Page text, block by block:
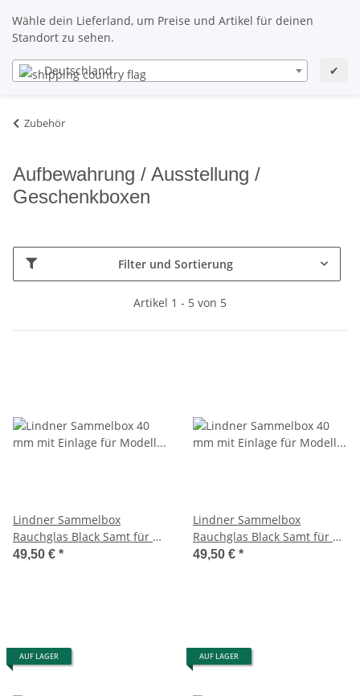
Wähle dein Lieferland, um Preise und Artikel für deinen
Standort zu sehen.
Deutschland ✔
DE DE
Zubehör
Aufbewahrung / Ausstellung /
Geschenkboxen
Filter und Sortierung
Artikel 1 - 5 von 5
Lindner Sammelbox
Rauchglas Black Samt für 21
Victorinox Messer 58 mm (
49,50 € *
Lindner Sammelbox
Rauchglas Black Samt für 12
Victorinox Messer Alox 93
49,50 € *
AUF LAGER AUF LAGER